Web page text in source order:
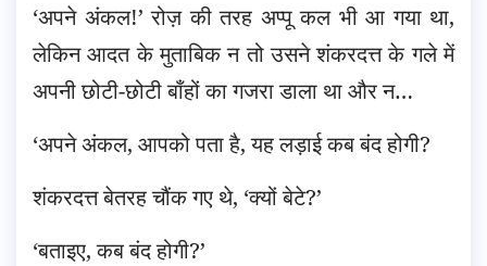
‘अपने अंकल!’ रोज़ की तरह अप्पू कल भी आ गया था,
लेकिन आदत के मुताबिक न तो उसने शंकरदत्त के गले में
अपनी छोटी-छोटी बाँहों का गजरा डाला था और न…
‘अपने अंकल, आपको पता है, यह लड़ाई कब बंद होगी?
शंकरदत्त बेतरह चौंक गए थे, ‘क्यों बेटे?’
‘बताइए, कब बंद होगी?’